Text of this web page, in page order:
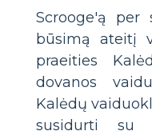
Scrooge'ą
būsimą ateitį
praeities
dovanos
Kalėdų
susidurti su